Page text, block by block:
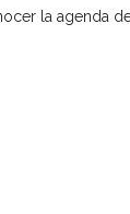
la agenda